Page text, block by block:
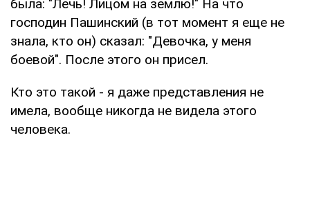
была: "Лечь! Лицом на землю!" На что
господин Пашинский (в тот момент я еще не
знала, кто он) сказал: "Девочка, у меня
боевой". После этого он присел.
Кто это такой - я даже представления не
имела, вообще никогда не видела этого
человека.